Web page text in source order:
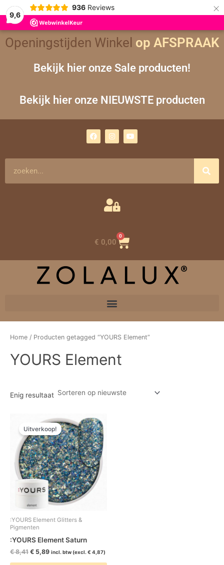
9,6
936 Reviews ×
Openingstijden Winkel op AFSPRAAK
Bekijk hier onze Sale producten!
Bekijk hier onze NIEUWSTE producten
a
c
n
s
m
o
u
€ 0,00
0
Winkelwagen
Home / Producten getagged “YOURS Element”
YOURS Element
Enig resultaat
Uitverkoop!
:YOURS Element Glitters &
Pigmenten
:YOURS Element Saturn
€8,41
Oorspronkelijke
prijs
was:
€ 8,41.
€ 5,89
Huidige
prijs
is:
€ 5,89.
incl. btw (excl. € 4,87)